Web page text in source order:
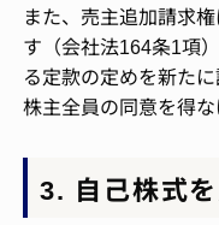
また、売主追加請求
す（会社法164条1項
る定款の定めを新た
株主全員の同意を得
3. 自己株式